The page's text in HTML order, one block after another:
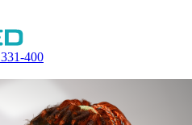
331-400